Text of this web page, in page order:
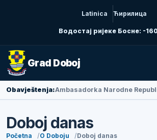
Latinica Ћирилица
Водостај ријеке Босне: -
Grad Doboj
Obavještenja:
Doboj danas
Početna O Doboju Doboj danas